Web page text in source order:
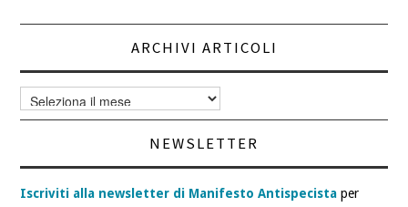
ARCHIVI ARTICOLI
Archivi
articoli
NEWSLETTER
Iscriviti alla newsletter di Manifesto Antispecista per